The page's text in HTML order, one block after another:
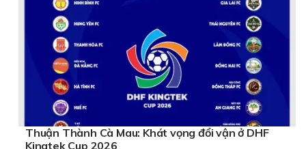
Thuận Thành Cà Mau: Khát vọng đổi vận ở DHF
Kingtek Cup 2026